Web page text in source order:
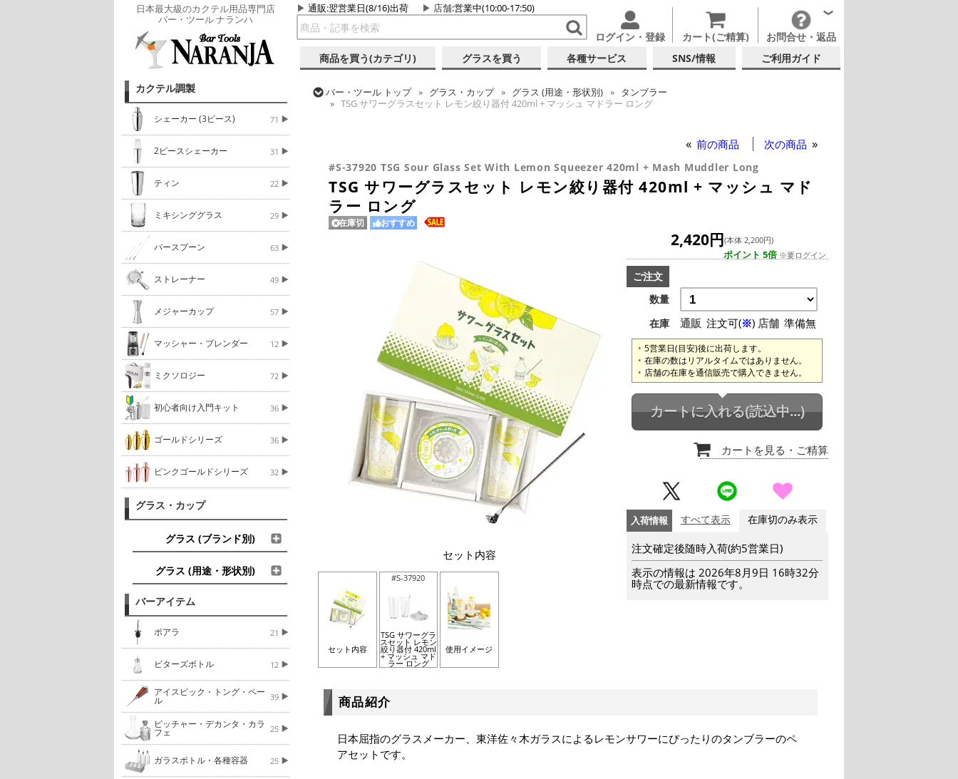
日本最大級のカクテル用品専門店
バー・ツール ナランハ
通販:翌営業日(8/16)出荷 店舗:営業中(10:00-17:50)
ログイン・登録 カート(ご精算) お問合せ・返品
商品を買う(カテゴリ) グラスを買う 各種サービス SNS/情報 ご利用ガイド
カクテル調製
シェーカー (3ピース) 71
2ピースシェーカー 31
ティン 22
ミキシンググラス 29
バースプーン 63
ストレーナー 49
メジャーカップ 57
マッシャー・ブレンダー 12
ミクソロジー 72
初心者向け入門キット 36
ゴールドシリーズ 36
ピンクゴールドシリーズ 32
グラス・カップ
グラス (ブランド別)
グラス (用途・形状別)
バーアイテム
ポアラ 21
ビターズボトル 12
アイスピック・トング・ペー
ル 39
ピッチャー・デカンタ・カラ
フェ 25
ガラスボトル・各種容器 25
バー・ツール トップ グラス・カップ グラス (用途・形状別)
タンブラー
TSG サワーグラスセット レモン絞り器付 420ml + マッシュ マドラー ロング
前の商品 次の商品
#S-37920 TSG Sour Glass Set With Lemon Squeezer 420ml + Mash Muddler Long
TSG サワーグラスセット レモン絞り器付 420ml + マッシュ マド
ラー ロング
在庫切 おすすめ
セット内容
セット内容
#S-37920
TSG サワーグラ
スセット レモン
絞り器付 420ml
+ マッシュ マド
ラー ロング
使用イメージ
2,420円(本体 2,200円)
ポイント 5倍 ※要ログイン
ご注文
数量
在庫
通販 注文可(※) 店舗 準備無
5営業日(目安)後に出荷します。
在庫の数はリアルタイムではありません。
店舗の在庫を通信販売で購入できません。
カートに入れる(読込中...)
カートを見る ・ご精算
入荷情報 すべて表示 在庫切のみ表示
注文確定後随時入荷(約5営業日)
表示の情報は 2026年8月9日 16時32分
時点での最新情報です。
商品紹介
日本屈指のグラスメーカー、東洋佐々木ガラスによるレモンサワーにぴったりのタンブラーのペ
アセットです。